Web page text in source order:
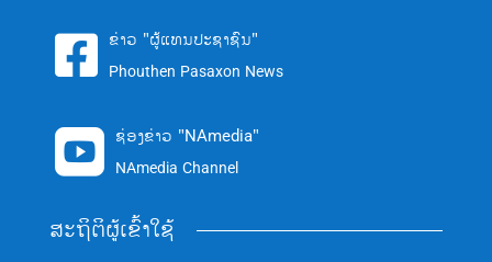
 ຂ່າວ "ຜູ້ແທນປະຊາຊົນ"
Phouthen Pasaxon News
 ຊ່ອງຂ່າວ "NAmedia"
NAmedia Channel
ສະຖິຕິຜູ້ເຂົ້າໃຊ້